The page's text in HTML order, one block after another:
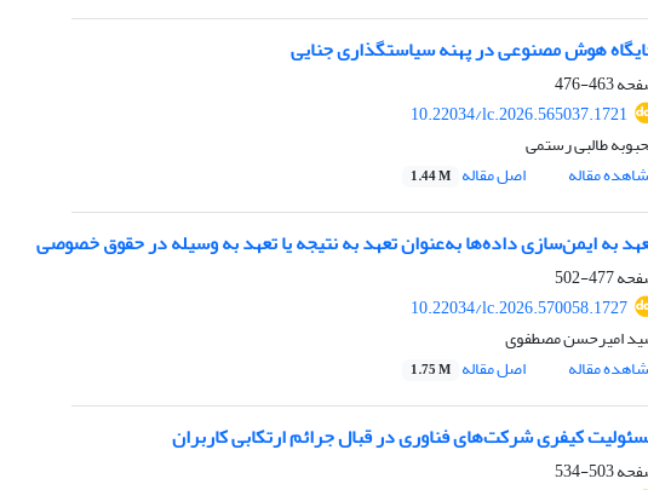
هوش مصنوعی در پهنه سیاستگذاری جنایی
463-476
10.22034/lc.2026.565037.1721
طالبی رستمی
مقاله
اصل مقاله 1.44 M
به ایمن‌سازی داده‌ها به‌عنوان تعهد به نتیجه یا تعهد به وسیله در حقوق خصوصی
477-502
10.22034/lc.2026.570058.1727
امیرحسن مصطفوی
مقاله
اصل مقاله 1.75 M
کیفری شرکت‌های فناوری در قبال جرائم ارتکابی کاربران
503-534